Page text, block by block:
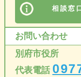
相談窓
お問い合わせ
別府市役所
代表電話